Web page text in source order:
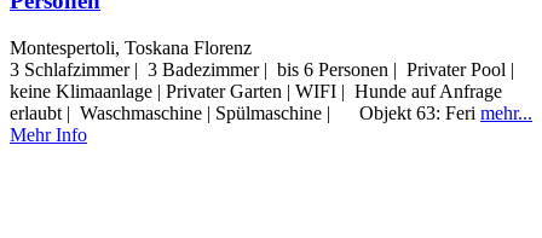
Montespertoli, Toskana Florenz
3 Schlafzimmer | 3 Badezimmer | bis 6 Personen | Privater Pool |
keine Klimaanlage | Privater Garten | WIFI | Hunde auf Anfrage
erlaubt | Waschmaschine | Spülmaschine | Objekt 63: Feri mehr...
Mehr Info